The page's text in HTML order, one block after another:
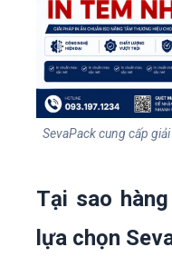
SevaPack cung cấp
Tại sao
lựa chọn